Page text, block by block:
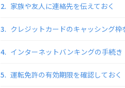
2. 家族や友人に連絡先を伝えておく
3. クレジットカードのキャッシング枠
4. インターネットバンキングの手続き
5. 運転免許の有効期限を確認しておく